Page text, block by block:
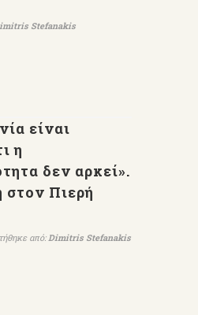
Stefanakis
είναι
η
δεν αρκεί».
στον Πιερή
από:Dimitris Stefanakis